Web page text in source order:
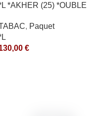
*AKHER (25) *OUBLE
, Paquet
€